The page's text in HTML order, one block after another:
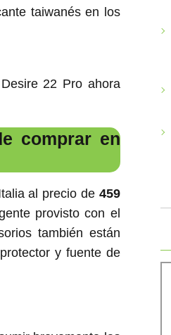
taiwanés en los
22 Pro ahora
comprar en
al precio de 459
provisto con el
también están
y fuente de